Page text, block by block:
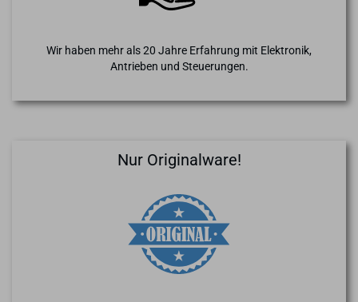
Wir haben mehr als 20 Jahre Erfahrung mit Elektronik,
Antrieben und Steuerungen.
Nur Originalware!